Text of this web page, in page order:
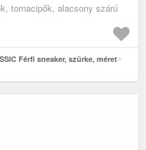
tornacipők, alacsony szárú
Férfi sneaker, szürke, méret